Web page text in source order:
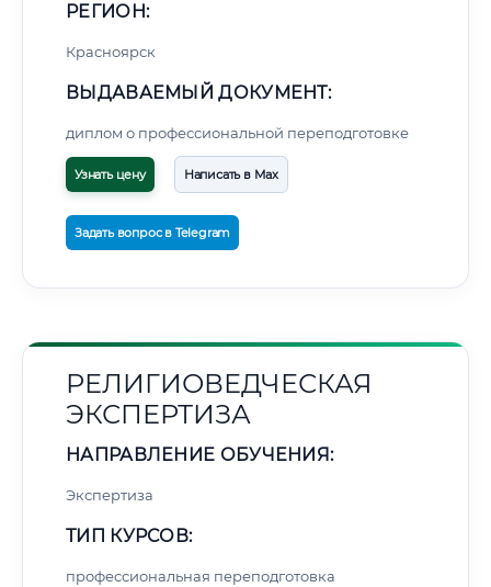
РЕГИОН:
Красноярск
ВЫДАВАЕМЫЙ ДОКУМЕНТ:
диплом о профессиональной переподготовке
Узнать цену Написать в Max
Задать вопрос в Telegram
РЕЛИГИОВЕДЧЕСКАЯ
ЭКСПЕРТИЗА
НАПРАВЛЕНИЕ ОБУЧЕНИЯ:
Экспертиза
ТИП КУРСОВ:
профессиональная переподготовка